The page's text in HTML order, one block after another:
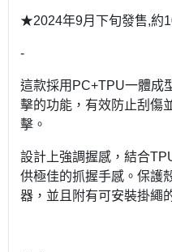
★2024年9月下旬發售,約
-
這款採用PC+TPU一體成
擊的功能，有效防止刮傷
擊。
設計上強調握感，結合
供極佳的抓握手感。保護
器，並且附有可安裝掛繩